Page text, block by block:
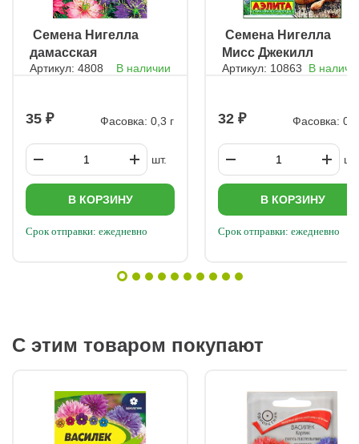
Мучнистая роса — проявляется белым налётом на листьях,
которые затем темнеют. Лечение: опрыскивание раствором
мочевины или фунгицидами. Паутинный клещ — оставляет
тонкую паутину, листья сохнут. Поражённые растения
уничтожают, остальные обрабатывают акарицидами раз в
неделю. ???? Плюс нигеллы: её пряный аромат отпугивает
ㅤ Семена Нигелла
дамасская
Пестрая дорожка
Артикул: 4808 В наличии
35 Фасовка: 0,3 г
шт.
В КОРЗИНУ
Срок отправки: ежедневно
ㅤ Семена Нигелла
Мисс Джекилл
Артикул: 10863 В
32 Фасовка: 0,3
шт.
В КОРЗИНУ
Срок отправки: ежедневно
С этим товаром покупают